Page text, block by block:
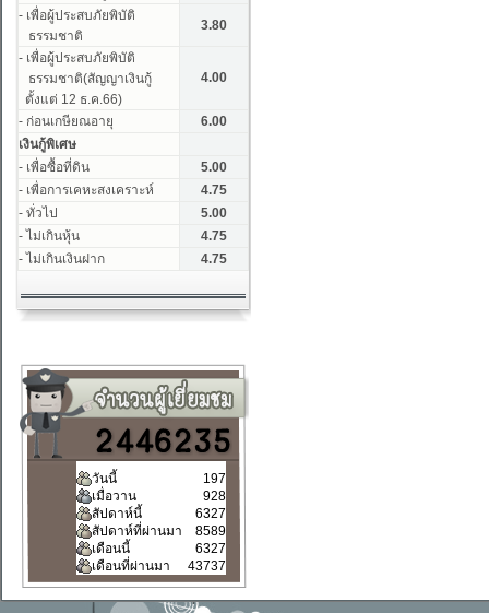
วันนี้
197
เมื่อวาน
928
สัปดาห์นี้
6327
สัปดาห์ที่ผ่านมา
8589
เดือนนี้
6327
เดือนที่ผ่านมา
43737